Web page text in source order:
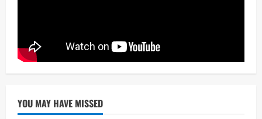
YOU MAY HAVE MISSED